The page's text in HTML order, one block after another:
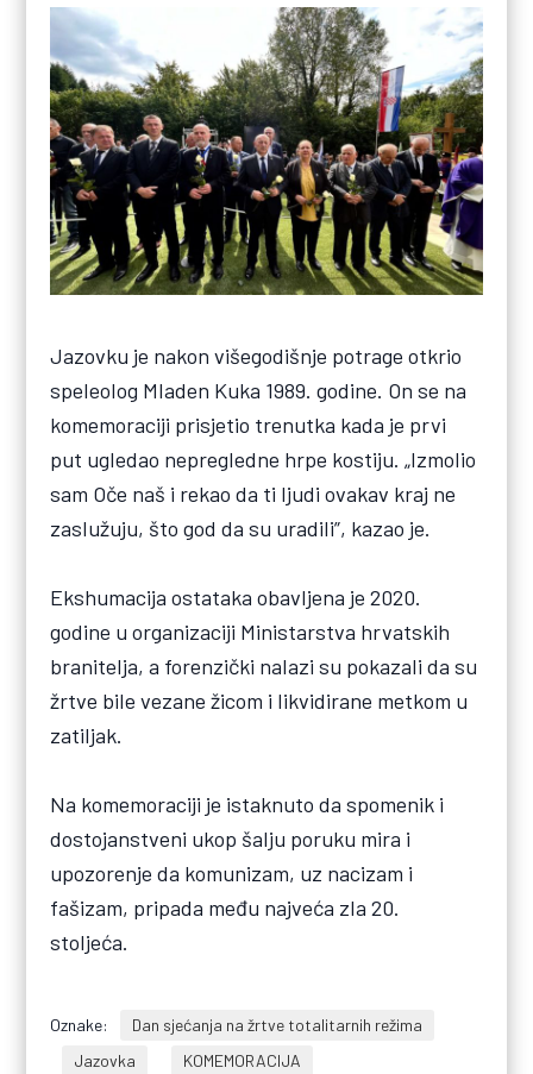
Jazovku je nakon višegodišnje potrage otkrio
speleolog Mladen Kuka 1989. godine. On se na
komemoraciji prisjetio trenutka kada je prvi
put ugledao nepregledne hrpe kostiju. „Izmolio
sam Oče naš i rekao da ti ljudi ovakav kraj ne
zaslužuju, što god da su uradili”, kazao je.
Ekshumacija ostataka obavljena je 2020.
godine u organizaciji Ministarstva hrvatskih
branitelja, a forenzički nalazi su pokazali da su
žrtve bile vezane žicom i likvidirane metkom u
zatiljak.
Na komemoraciji je istaknuto da spomenik i
dostojanstveni ukop šalju poruku mira i
upozorenje da komunizam, uz nacizam i
fašizam, pripada među najveća zla 20.
stoljeća.
Oznake:
Dan sjećanja na žrtve totalitarnih režima
Jazovka
KOMEMORACIJA